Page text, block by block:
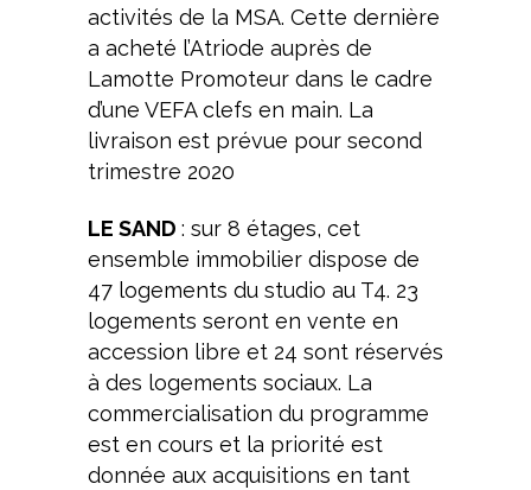
activités de la MSA. Cette dernière
a acheté l’Atriode auprès de
Lamotte Promoteur dans le cadre
d’une VEFA clefs en main. La
livraison est prévue pour second
trimestre 2020
LE SAND : sur 8 étages, cet
ensemble immobilier dispose de
47 logements du studio au T4. 23
logements seront en vente en
accession libre et 24 sont réservés
à des logements sociaux. La
commercialisation du programme
est en cours et la priorité est
donnée aux acquisitions en tant